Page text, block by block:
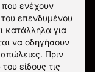
που ενέχουν
επενδυμένου
κατάλληλα για
να οδηγήσουν
Πριν
είδους τις